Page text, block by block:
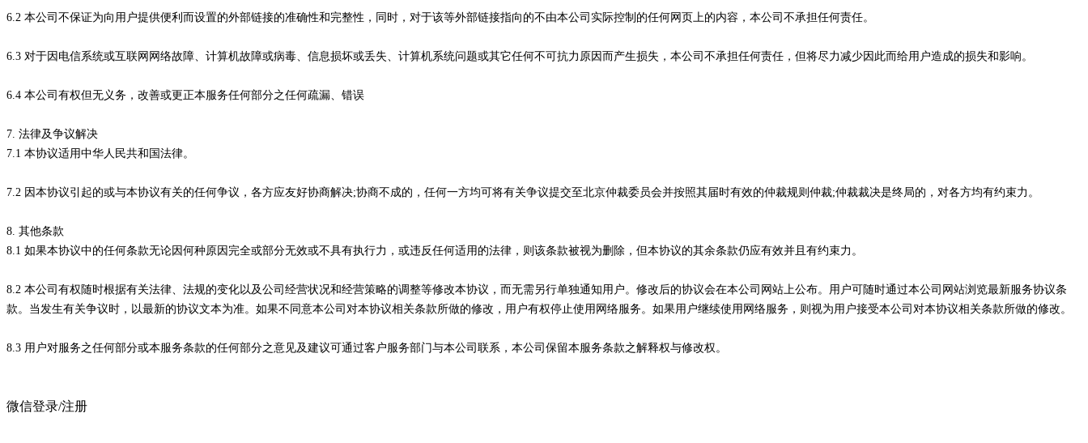
6.2 本公司不保证为向用户提供便利而设置的外部链接的准确性和完整性，同时，对于该等外部链接指向的不由本公司实际控制的任何网页上的内容，本公司不承担任何责任。
6.3 对于因电信系统或互联网网络故障、计算机故障或病毒、信息损坏或丢失、计算机系统问题或其它任何不可抗力原因而产生损失，本公司不承担任何责任，但将尽力减少因此而给用户造成的损失和影响。
6.4 本公司有权但无义务，改善或更正本服务任何部分之任何疏漏、错误
7. 法律及争议解决
7.1 本协议适用中华人民共和国法律。
7.2 因本协议引起的或与本协议有关的任何争议，各方应友好协商解决;协商不成的，任何一方均可将有关争议提交至北京仲裁委员会并按照其届时有效的仲裁规则仲裁;仲裁裁决是终局的，对各方均有约束力。
8. 其他条款
8.1 如果本协议中的任何条款无论因何种原因完全或部分无效或不具有执行力，或违反任何适用的法律，则该条款被视为删除，但本协议的其余条款仍应有效并且有约束力。
8.2 本公司有权随时根据有关法律、法规的变化以及公司经营状况和经营策略的调整等修改本协议，而无需另行单独通知用户。修改后的协议会在本公司网站上公布。用户可随时通过本公司网站浏览最新服务协议条
款。当发生有关争议时，以最新的协议文本为准。如果不同意本公司对本协议相关条款所做的修改，用户有权停止使用网络服务。如果用户继续使用网络服务，则视为用户接受本公司对本协议相关条款所做的修改。
8.3 用户对服务之任何部分或本服务条款的任何部分之意见及建议可通过客户服务部门与本公司联系，本公司保留本服务条款之解释权与修改权。
微信登录/注册